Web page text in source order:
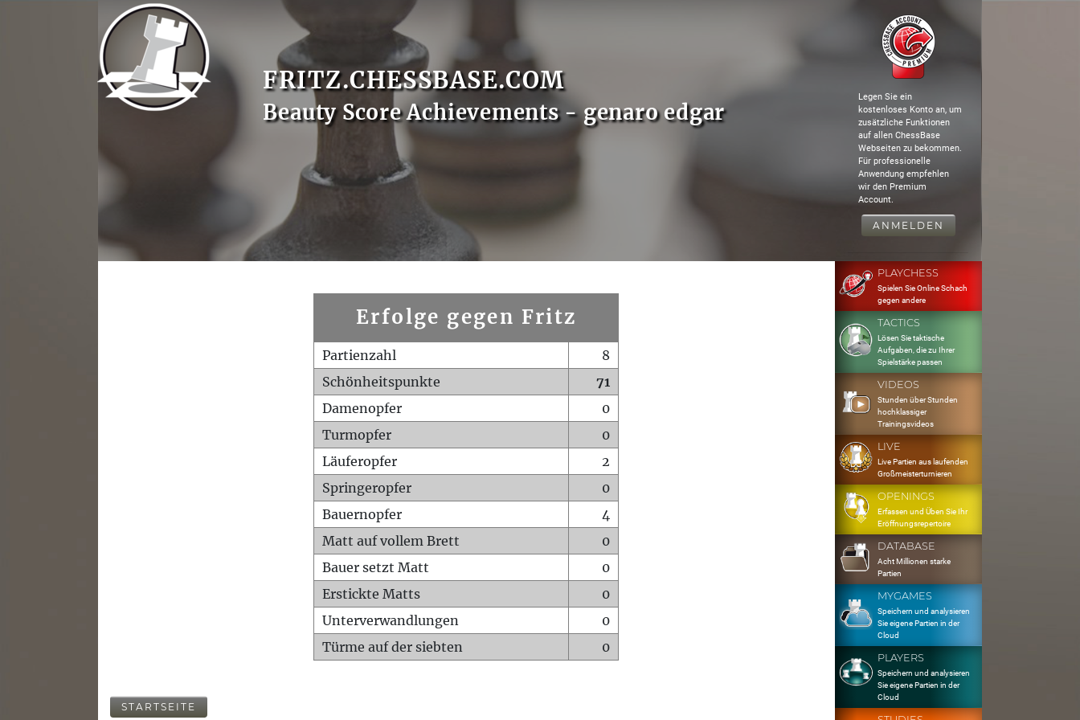
FRITZ.CHESSBASE.COM
Beauty Score Achievements - genaro edgar
Legen Sie ein
kostenloses Konto an, um
zusätzliche Funktionen
auf allen ChessBase
Webseiten zu bekommen.
Für professionelle
Anwendung empfehlen
wir den Premium
Account.
ANMELDEN
Erfolge gegen Fritz
Partienzahl
8
Schönheitspunkte
71
Damenopfer
0
Turmopfer
0
Läuferopfer
2
Springeropfer
0
Bauernopfer
4
Matt auf vollem Brett
0
Bauer setzt Matt
0
Erstickte Matts
0
Unterverwandlungen
0
Türme auf der siebten
0
STARTSEITE
PLAYCHESS
Spielen Sie Online Schach
gegen andere
TACTICS
Lösen Sie taktische
Aufgaben, die zu Ihrer
Spielstärke passen
VIDEOS
Stunden über Stunden
hochklassiger
Trainingsvideos
LIVE
Live Partien aus laufenden
Großmeisterturnieren
OPENINGS
Erfassen und Üben Sie Ihr
Eröffnungsrepertoire
DATABASE
Acht Millionen starke
Partien
MYGAMES
Speichern und analysieren
Sie eigene Partien in der
Cloud
PLAYERS
Speichern und analysieren
Sie eigene Partien in der
Cloud